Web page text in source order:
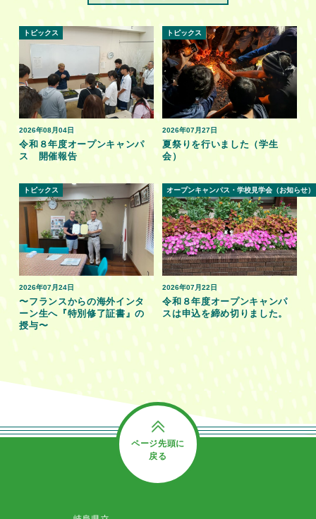
2026年08月04日
トピックス
令和８年度オープンキャンパ
ス 開催報告
2026年07月27日
トピックス
夏祭りを行いました（学生
会）
2026年07月24日
トピックス
〜フランスからの海外インタ
ーン生へ『特別修了証書』の
授与〜
2026年07月22日
オープンキャンパス・学校見学会（お知らせ）
令和８年度オープンキャンパ
スは申込を締め切りました。
ページ先頭に
戻る